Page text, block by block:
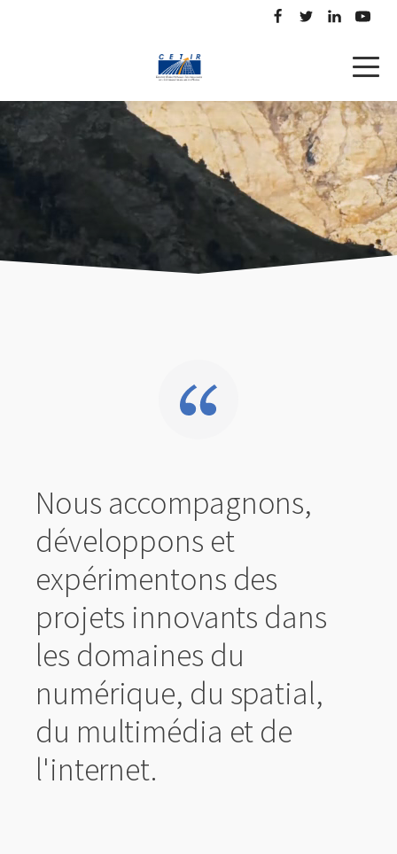
Nous accompagnons,
développons et
expérimentons des
projets innovants dans
les domaines du
numérique, du spatial,
du multimédia et de
l'internet.